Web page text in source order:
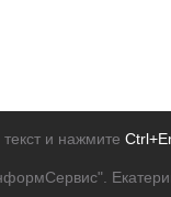
и нажмите